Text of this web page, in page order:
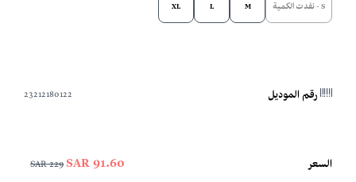
S - نفدت الكمية M
L
XL
رقم الموديل 23212180122
السعر 91.60 SAR
229 SAR